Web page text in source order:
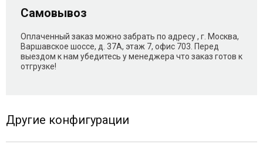
Самовывоз
Оплаченный заказ можно забрать по адресу , г. Москва,
Варшавское шоссе, д. 37А, этаж 7, офис 703. Перед
выездом к нам убедитесь у менеджера что заказ готов к
отгрузке!
Другие конфигурации